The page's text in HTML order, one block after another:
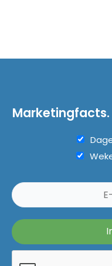
Marketingfacts.